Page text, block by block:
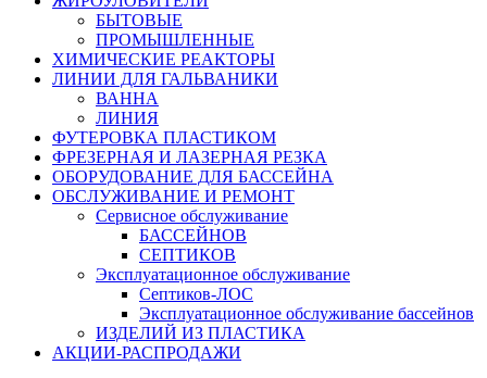
БЫТОВЫЕ
ПРОМЫШЛЕННЫЕ
ХИМИЧЕСКИЕ РЕАКТОРЫ
ЛИНИИ ДЛЯ ГАЛЬВАНИКИ
ВАННА
ЛИНИЯ
ФУТЕРОВКА ПЛАСТИКОМ
ФРЕЗЕРНАЯ И ЛАЗЕРНАЯ РЕЗКА
ОБОРУДОВАНИЕ ДЛЯ БАССЕЙНА
ОБСЛУЖИВАНИЕ И РЕМОНТ
Сервисное обслуживание
БАССЕЙНОВ
СЕПТИКОВ
Эксплуатационное обслуживание
Септиков-ЛОС
Эксплуатационное обслуживание бассейнов
ИЗДЕЛИЙ ИЗ ПЛАСТИКА
АКЦИИ-РАСПРОДАЖИ